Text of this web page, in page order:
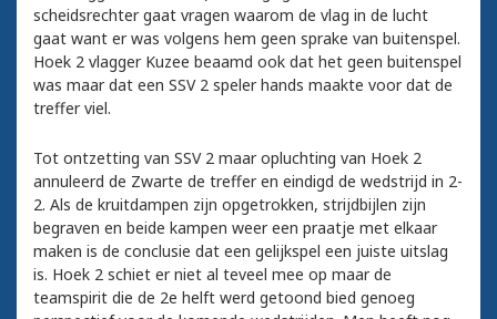
scheidsrechter gaat vragen waarom de vlag in de lucht
gaat want er was volgens hem geen sprake van buitenspel.
Hoek 2 vlagger Kuzee beaamd ook dat het geen buitenspel
was maar dat een SSV 2 speler hands maakte voor dat de
treffer viel.
Tot ontzetting van SSV 2 maar opluchting van Hoek 2
annuleerd de Zwarte de treffer en eindigd de wedstrijd in 2-
2. Als de kruitdampen zijn opgetrokken, strijdbijlen zijn
begraven en beide kampen weer een praatje met elkaar
maken is de conclusie dat een gelijkspel een juiste uitslag
is. Hoek 2 schiet er niet al teveel mee op maar de
teamspirit die de 2e helft werd getoond bied genoeg